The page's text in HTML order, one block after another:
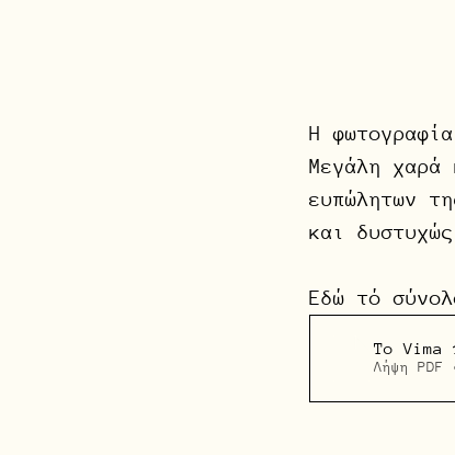
Η
Μεγάλη
ευπώλητων
και
Εδώ τό
To Vima
Λήψη PDF